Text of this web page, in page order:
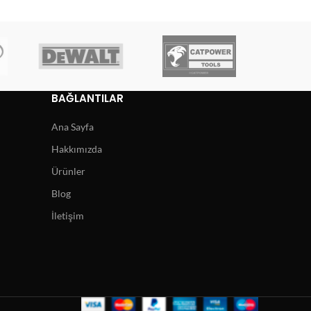
BAĞLANTILAR
Ana Sayfa
Hakkımızda
Ürünler
Blog
İletişim